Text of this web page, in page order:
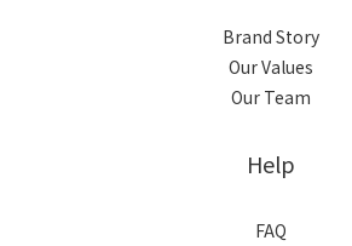
Brand Story
Our Values
Our Team
Help
FAQ